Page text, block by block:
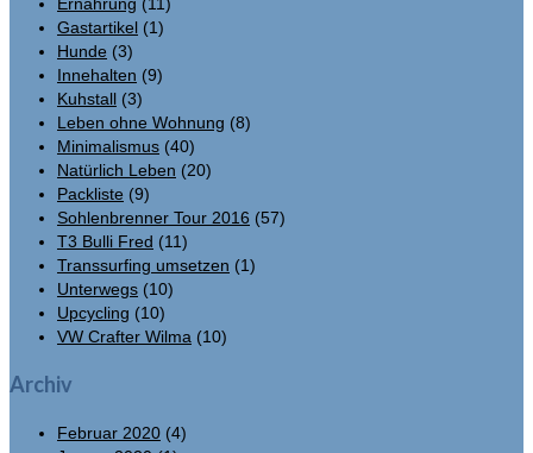
Gastartikel (1)
Hunde (3)
Innehalten (9)
Kuhstall (3)
Leben ohne Wohnung (8)
Minimalismus (40)
Natürlich Leben (20)
Packliste (9)
Sohlenbrenner Tour 2016 (57)
T3 Bulli Fred (11)
Transsurfing umsetzen (1)
Unterwegs (10)
Upcycling (10)
VW Crafter Wilma (10)
Archiv
Februar 2020 (4)